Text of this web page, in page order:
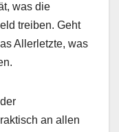
was die
treiben. Geht
Allerletzte, was
an allen